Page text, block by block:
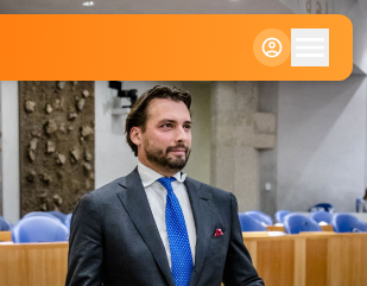
Klein